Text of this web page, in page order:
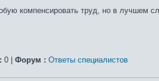
компенсировать труд, но в лучшем
0 | Форум : Ответы специалистов